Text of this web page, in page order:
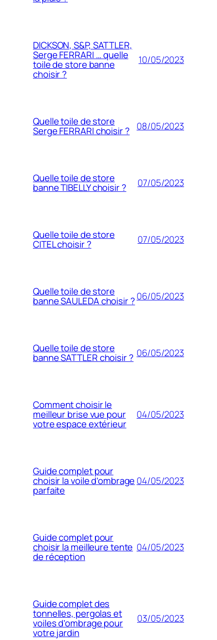
DICKSON, S&P, SATTLER,
Serge FERRARI … quelle
toile de store banne
choisir ?
10/05/2023
Quelle toile de store
Serge FERRARI choisir ? 08/05/2023
Quelle toile de store
banne TIBELLY choisir ? 07/05/2023
Quelle toile de store
CITEL choisir ? 07/05/2023
Quelle toile de store
banne SAULEDA choisir ?06/05/2023
Quelle toile de store
banne SATTLER choisir ? 06/05/2023
Comment choisir le
meilleur brise vue pour
votre espace extérieur
04/05/2023
Guide complet pour
choisir la voile d’ombrage
parfaite
04/05/2023
Guide complet pour
choisir la meilleure tente
de réception
04/05/2023
Guide complet des
tonnelles, pergolas et
voiles d’ombrage pour
votre jardin
03/05/2023